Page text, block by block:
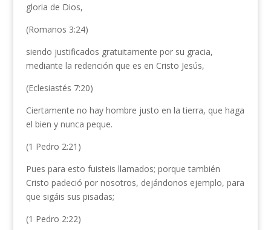
gloria de Dios,
(Romanos 3:24)
siendo justificados gratuitamente por su gracia,
mediante la redención que es en Cristo Jesús,
(Eclesiastés 7:20)
Ciertamente no hay hombre justo en la tierra, que haga
el bien y nunca peque.
(1 Pedro 2:21)
Pues para esto fuisteis llamados; porque también
Cristo padeció por nosotros, dejándonos ejemplo, para
que sigáis sus pisadas;
(1 Pedro 2:22)